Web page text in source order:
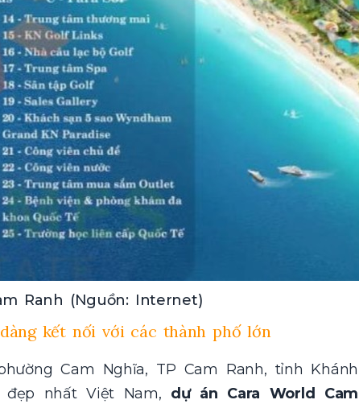
Ranh (Nguồn: Internet)
kết nối với các thành phố lớn
Cam Nghĩa, TP Cam Ranh, tỉnh Khánh
nhất Việt Nam, dự án Cara World Cam